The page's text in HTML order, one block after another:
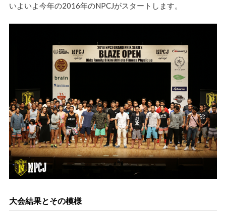
いよいよ今年の2016年のNPCJがスタートします。
大会結果とその模様